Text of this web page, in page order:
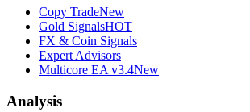
Copy TradeNew
Gold SignalsHOT
FX & Coin Signals
Expert Advisors
Multicore EA v3.4New
Analysis